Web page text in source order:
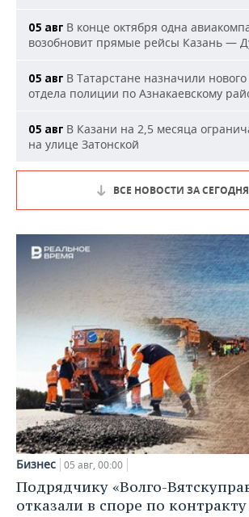
05 авг В конце октября одна
возобновит прямые рейсы Казань —
05 авг В Татарстане назначили
отдела полиции по Азнакаевскому
05 авг В Казани на 2,5 месяца
на улице Затонской
ВСЕ НОВОСТИ ЗА СЕГОДНЯ
Бизнес 05 авг, 00:00
Подрядчику «Волго-
отказали в споре по